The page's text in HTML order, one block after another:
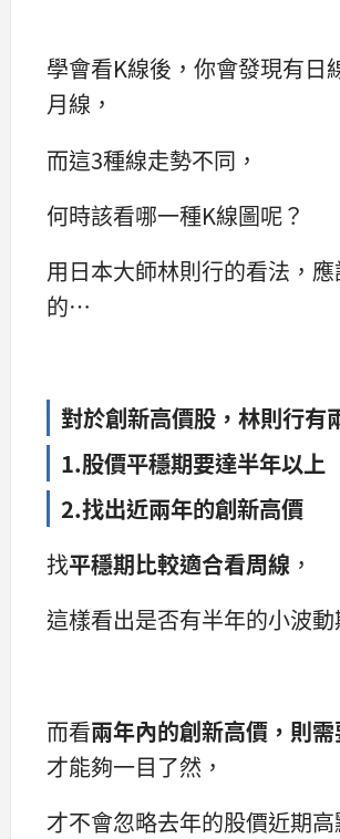
學會看K線後，你會發現有日
月線，
而這3種線走勢不同，
何時該看哪一種K線圖呢？
用日本大師林則行的看法，
的…
對於創新高價股，林則行有
1.股價平穩期要達半年以上
2.找出近兩年的創新高價
找平穩期比較適合看周線 ，
這樣看出是否有半年的小波動
而看兩年內的創新高價，則
才能夠一目了然，
才不會忽略去年的股價近期